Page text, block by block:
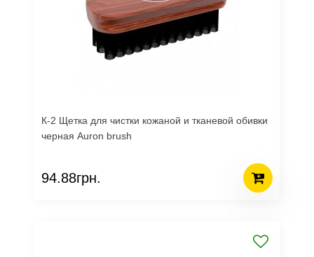
К-2 Щетка для чистки кожаной и тканевой обивки
черная Auron brush
94.88грн.